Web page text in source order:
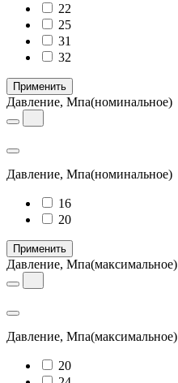
22
25
31
32
Применить
Давление, Мпа(номинальное)
Давление, Мпа(номинальное)
16
20
Применить
Давление, Мпа(максимальное)
Давление, Мпа(максимальное)
20